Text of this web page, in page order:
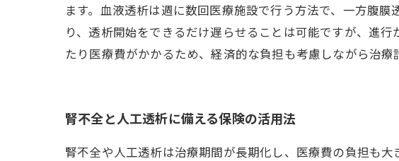
ます。血液透析は週に数回医療施設で行う方法で、一方腹
り、透析開始をできるだけ遅らせることは可能ですが、進
たり医療費がかかるため、経済的な負担も考慮しながら治療
腎不全と人工透析に備える保険の活用法
腎不全や人工透析は治療期間が長期化し、医療費の負担も